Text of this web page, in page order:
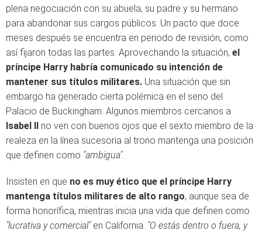
plena negociación con su abuela, su padre y su hermano
para abandonar sus cargos públicos. Un pacto que doce
meses después se encuentra en periodo de revisión, como
así fijaron todas las partes. Aprovechando la situación, el
príncipe Harry habría comunicado su intención de
mantener sus títulos militares. Una situación que sin
embargo ha generado cierta polémica en el seno del
Palacio de Buckingham. Algunos miembros cercanos a
Isabel II no ven con buenos ojos que el sexto miembro de la
realeza en la línea sucesoria al trono mantenga una posición
que definen como "ambigua".
Insisten en que no es muy ético que el príncipe Harry
mantenga títulos militares de alto rango, aunque sea de
forma honorífica, mientras inicia una vida que definen como
"lucrativa y comercial"en California. "O estás dentro o fuera, y